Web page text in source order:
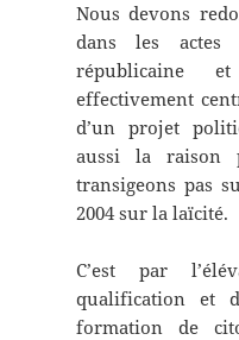
Nous devons
dans les actes
républicaine
effectivement
d’un projet
aussi la raison
transigeons pas
2004 sur la laïcité.
C’est par
qualification et
formation de